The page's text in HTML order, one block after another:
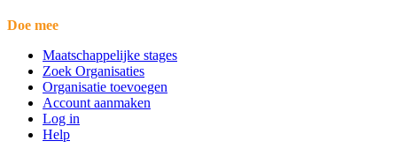
Doe mee
Maatschappelijke stages
Zoek Organisaties
Organisatie toevoegen
Account aanmaken
Log in
Help